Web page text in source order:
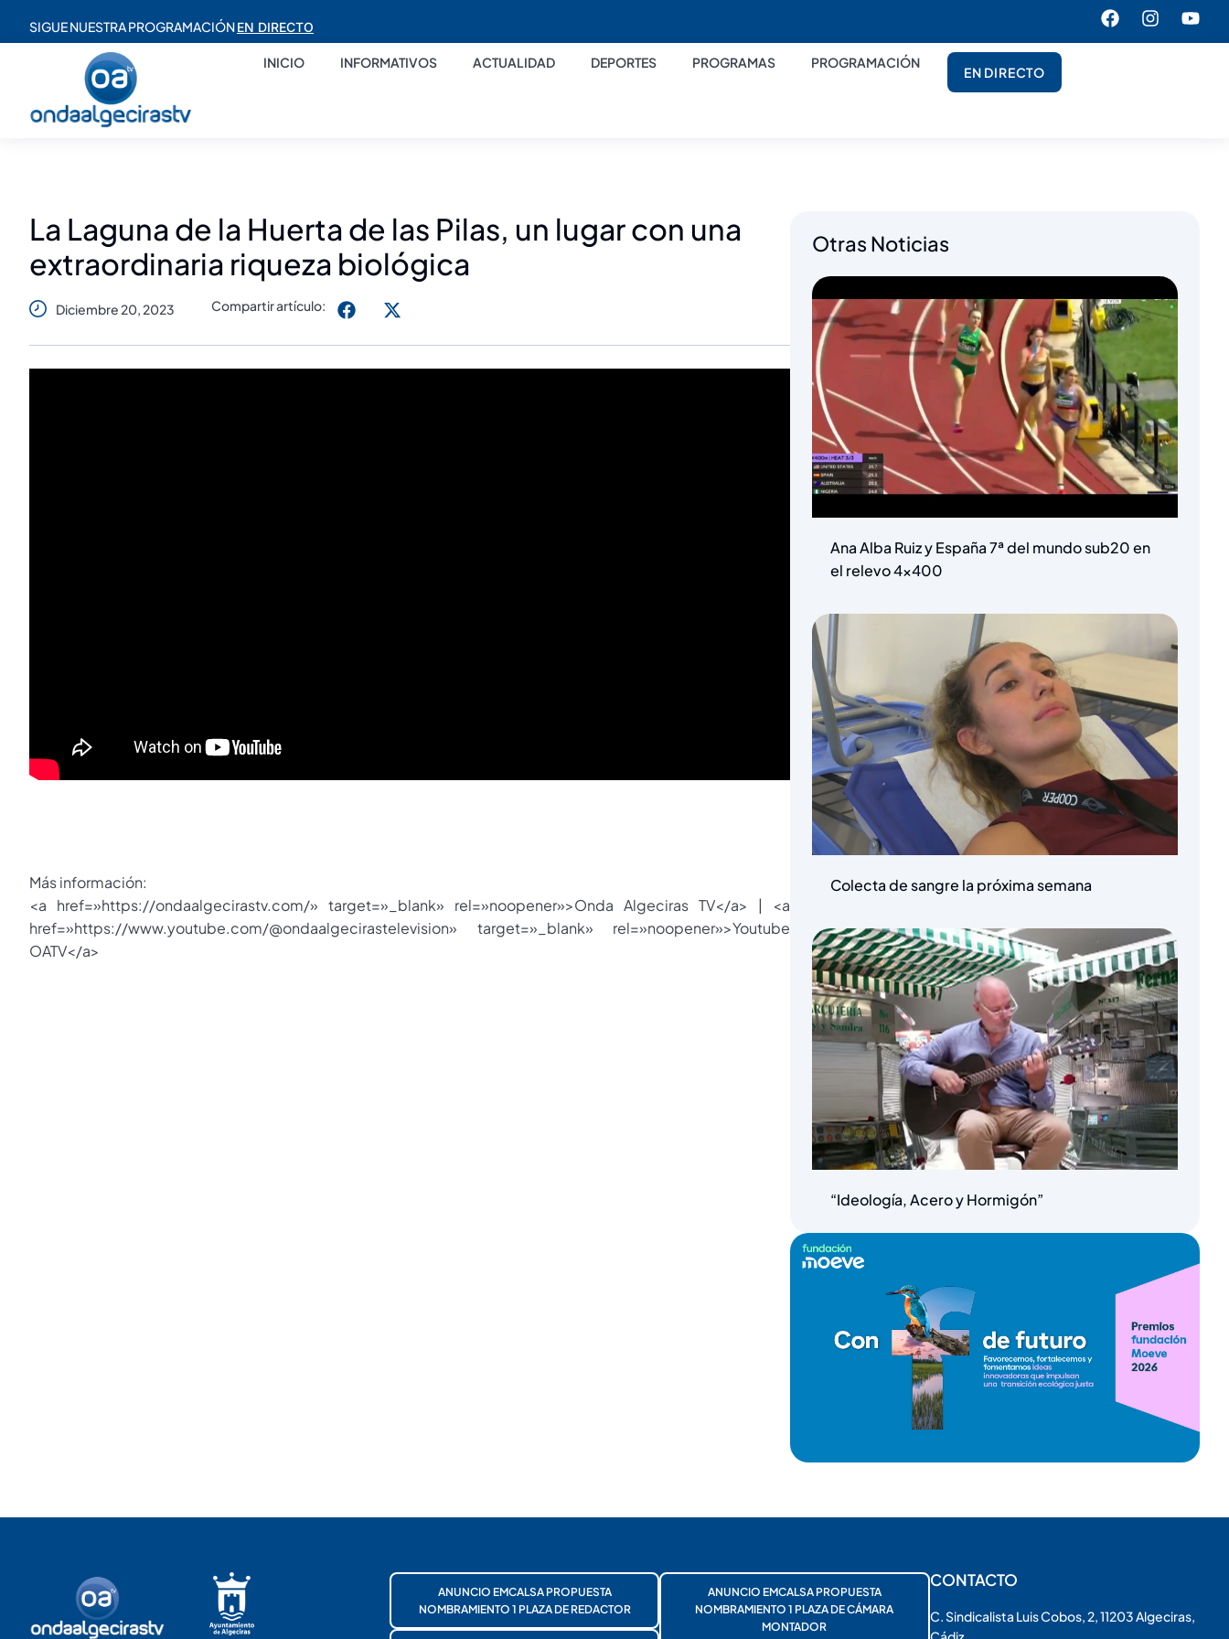
SIGUE NUESTRA PROGRAMACIÓNEN DIRECTO
INICIO INFORMATIVOS ACTUALIDAD DEPORTES PROGRAMAS PROGRAMACIÓN
EN DIRECTO
La Laguna de la Huerta de las Pilas, un lugar con una
extraordinaria riqueza biológica
Diciembre 20, 2023 Compartir artículo:
Más información:
<a href=»https://ondaalgecirastv.com/» target=»_blank» rel=»noopener»>Onda Algeciras TV</a> | <a
href=»https://www.youtube.com/@ondaalgecirastelevision» target=»_blank» rel=»noopener»>Youtube
OATV</a>
Otras Noticias
Ana Alba Ruiz y España 7ª del mundo sub20 en
el relevo 4×400
Colecta de sangre la próxima semana
“Ideología, Acero y Hormigón”
ANUNCIO EMCALSA PROPUESTA
NOMBRAMIENTO 1 PLAZA DE REDACTOR
ANUNCIO EMCALSA PROPUESTA
NOMBRAMIENTO 1 PLAZA DE CÁMARA
MONTADOR
CONTACTO
C. Sindicalista Luis Cobos, 2, 11203 Algeciras,